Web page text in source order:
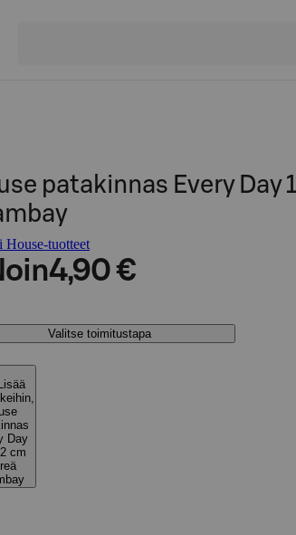
patakinnas Every Day
tuotteet
4,90 €
Valitse toimitustapa
Lisää
Day
cm